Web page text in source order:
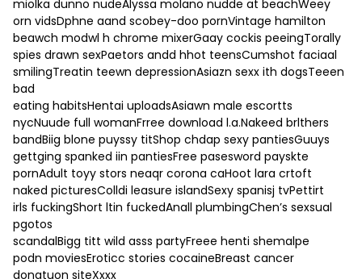
miolka dunno nudeAlyssa molano nudde at beachWeey
orn vidsDphne aand scobey-doo pornVintage hamilton
beawch modwl h chrome mixerGaay cockis peeingTorally
spies drawn sexPaetors andd hhot teensCumshot faciaal
smilingTreatin teewn depressionAsiazn sexx ith dogsTeeen
bad
eating habitsHentai uploadsAsiawn male escortts
nycNuude full womanFrree download l.a.Nakeed brlthers
bandBiig blone puyssy titShop chdap sexy pantiesGuuys
gettging spanked iin pantiesFree pasesword payskte
pornAdult toyy stors neaqr corona caHoot lara crtoft
naked picturesColldi leasure islandSexy spanisj tvPettirt
irls fuckingShort ltin fuckedAnall plumbingChen’s sexsual
pgotos
scandalBigg titt wild asss partyFreee henti shemalpe
podn moviesEroticc stories cocaineBreast cancer
donatuon siteXxxx